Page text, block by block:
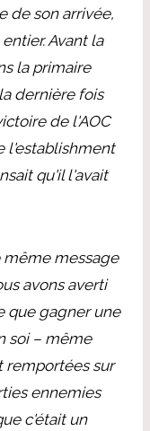
de son arrivée,
Avant la
la primaire
dernière fois
de l'AOC
l'establishment
qu'il l'avait
même message
avons averti
que gagner une
soi – même
remportées sur
ennemies
c'était un